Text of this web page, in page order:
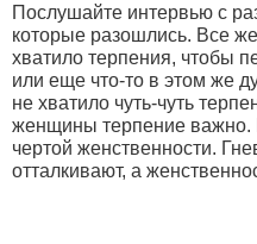
Послушайте интервью с
которые разошлись. Все
хватило терпения, чтобы
или еще что-то в этом же
не хватило чуть-чуть
женщины терпение важно.
чертой женственности.
отталкивают, а